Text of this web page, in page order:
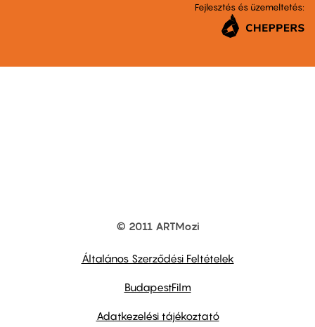
Fejlesztés és üzemeltetés:
© 2011 ARTMozi
Általános Szerződési Feltételek
BudapestFilm
Adatkezelési tájékoztató